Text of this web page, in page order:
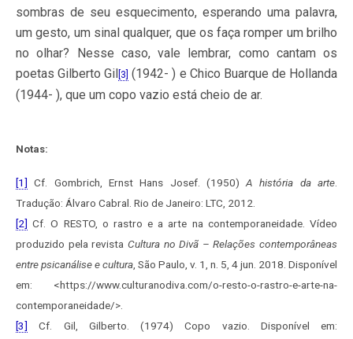
sombras de seu esquecimento, esperando uma palavra,
um gesto, um sinal qualquer, que os faça romper um brilho
no olhar? Nesse caso, vale lembrar, como cantam os
poetas Gilberto Gil [3] (1942- ) e Chico Buarque de Hollanda
(1944- ), que um copo vazio está cheio de ar.
Notas:
[1] Cf. Gombrich, Ernst Hans Josef. (1950)A história da arte
Tradução: Álvaro Cabral. Rio de Janeiro: LTC, 2012.
[2] Cf. O RESTO, o rastro e a arte na contemporaneidade. Vídeo
produzido pela revista Cultura no Divã – Relações contemporâneas
entre psicanálise e cultura , São Paulo, v. 1, n. 5, 4 jun. 2018. Disponível
em: <https://www.culturanodiva.com/o-resto-o-rastro-e-arte-na-
contemporaneidade/>.
[3]
Cf. Gil, Gilberto. (1974) Copo vazio. Disponível em: